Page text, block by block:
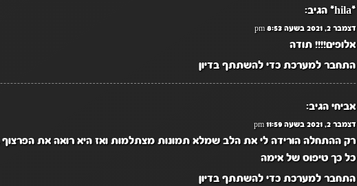
*hila* הגיב:
דצמבר 2, 2021 בשעה 8:53 pm
אלופים!!!! תודה
התחבר למערכת כדי להשתתף בדיון
אביחי הגיב:
דצמבר 2, 2021 בשעה 11:59 pm
רק ההתחלה הורידה לי את הלב שמלא תמונות מצתלמות ואז היא רואה את הפרצוף
כל כך טיפוס של אימה
התחבר למערכת כדי להשתתף בדיון